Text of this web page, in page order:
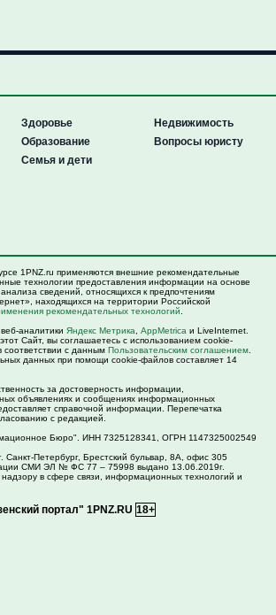
Здоровье
Образование
Семья и дети
Недвижимость
Вопросы юристу
1PNZ.ru применяются внешние рекомендательные
технологии предоставления информации на основе
сведений, относящихся к предпочтениям
находящихся на территории Российской
рекомендательных технологий
аналитики Яндекс Метрика AppMetrica и LiveInternet.
Сайт, вы соглашаетесь с использованием cookie-
с данным Пользовательским соглашением
данных при помощи cookie-файлов составляет 14
за достоверность информации,
объявлениях и сообщениях информационных
справочной информации. Перепечатка
с редакцией.
Бюро". ИНН 7325128341, ОГРН 1147325002549
Санкт-Петербург, Брестский бульвар, 8А, офис 305
СМИ ЭЛ № ФС 77 – 75998 выдано 13.06.2019г.
в сфере связи, информационных технологий и
портал" 1PNZ.RU 18+